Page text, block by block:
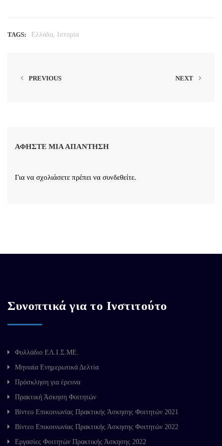
TAGS: Ελλάδα, Ιστορία
PREVIOUS NEXT
ΑΦΉΣΤΕ ΜΙΑ ΑΠΆΝΤΗΣΗ
Για να σχολιάσετε πρέπει να συνδεθείτε.
Συνοπτικά για το Ινστιτούτο
Φυλλάδιο ΕΛ.Ι.Σ.ΜΕ.
Μηνιαία Ενημερωτικά Δελτία
Πρόσκληση για έρευνα
Πρακτική Άσκηση Φοιτητών
Βίντεο Επικοινωνίας Πρακτικής Άσκησης Φοιτητών 2021
Βίντεο Επικοινωνίας Πρακτικής Άσκησης Φοιτητών 2022
Εργασίες Φοιτητών Πρακτικής Άσκησης 2022